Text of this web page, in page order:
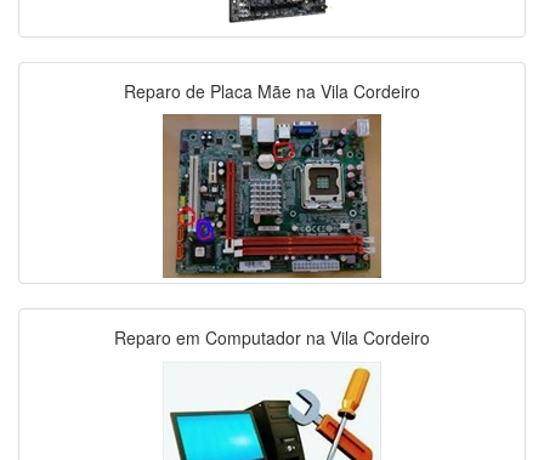
Reparo de Placa Mãe na Vila Cordeiro
Reparo em Computador na Vila Cordeiro